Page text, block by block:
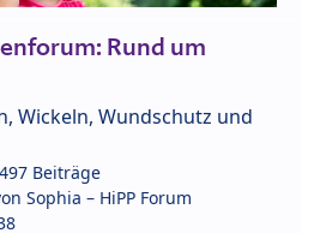
Rund um
Wickeln, Wundschutz und
Beiträge
Sophia – HiPP Forum